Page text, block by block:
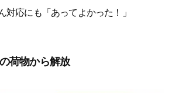
対応にも「あってよかった！」
荷物から解放